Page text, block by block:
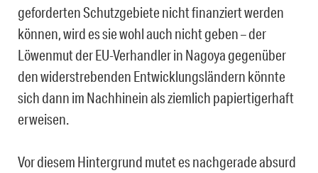
geforderten Schutzgebiete nicht finanziert werden
können, wird es sie wohl auch nicht geben – der
Löwenmut der EU-Verhandler in Nagoya gegenüber
den widerstrebenden Entwicklungsländern könnte
sich dann im Nachhinein als ziemlich papiertigerhaft
erweisen.
Vor diesem Hintergrund mutet es nachgerade absurd